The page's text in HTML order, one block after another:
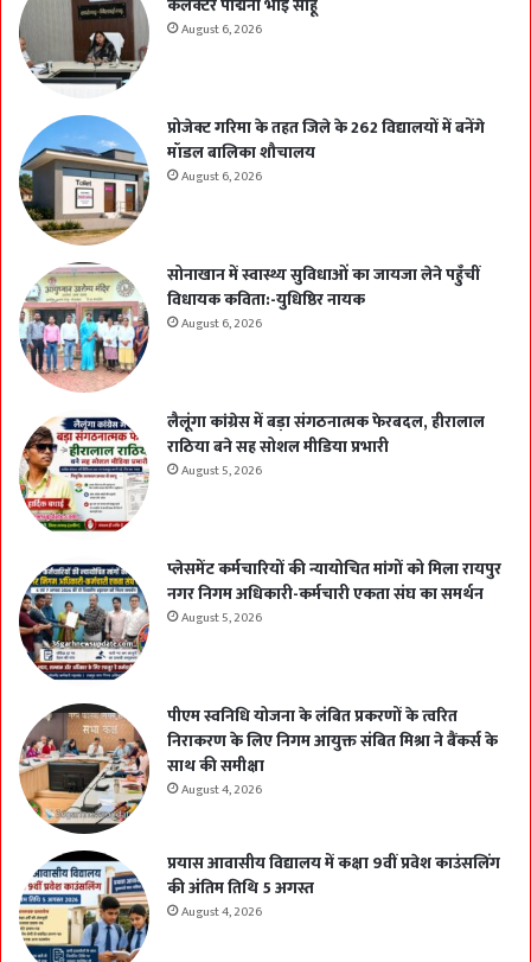
August 6, 2026
प्रोजेक्ट गरिमा के तहत जिले के 262 विद्यालयों में बनेंगे
मॉडल बालिका शौचालय
August 6, 2026
सोनाखान में स्वास्थ्य सुविधाओं का जायजा लेने पहुँचीं
विधायक कविता:-युधिष्ठिर नायक
August 6, 2026
लैलूंगा कांग्रेस में बड़ा संगठनात्मक फेरबदल, हीरालाल
राठिया बने सह सोशल मीडिया प्रभारी
August 5, 2026
प्लेसमेंट कर्मचारियों की न्यायोचित मांगों को मिला रायपुर
नगर निगम अधिकारी-कर्मचारी एकता संघ का समर्थन
August 5, 2026
पीएम स्वनिधि योजना के लंबित प्रकरणों के त्वरित
निराकरण के लिए निगम आयुक्त संबित मिश्रा ने बैंकर्स के
साथ की समीक्षा
August 4, 2026
प्रयास आवासीय विद्यालय में कक्षा 9वीं प्रवेश काउंसलिंग
की अंतिम तिथि 5 अगस्त
August 4, 2026